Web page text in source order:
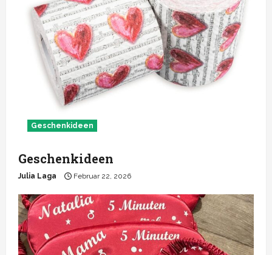
Geschenkideen
Geschenkideen
Julia Laga Februar 22, 2026